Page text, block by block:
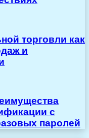
торговли как
и
с
паролей